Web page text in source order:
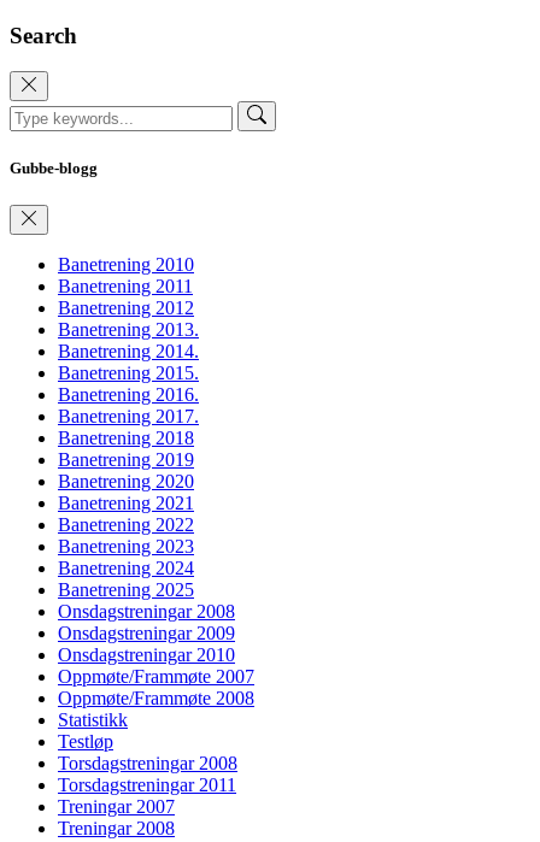
Search
Gubbe-blogg
Banetrening 2010
Banetrening 2011
Banetrening 2012
Banetrening 2013.
Banetrening 2014.
Banetrening 2015.
Banetrening 2016.
Banetrening 2017.
Banetrening 2018
Banetrening 2019
Banetrening 2020
Banetrening 2021
Banetrening 2022
Banetrening 2023
Banetrening 2024
Banetrening 2025
Onsdagstreningar 2008
Onsdagstreningar 2009
Onsdagstreningar 2010
Oppmøte/Frammøte 2007
Oppmøte/Frammøte 2008
Statistikk
Testløp
Torsdagstreningar 2008
Torsdagstreningar 2011
Treningar 2007
Treningar 2008